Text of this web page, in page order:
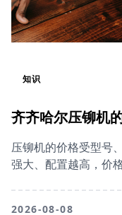
知识
齐齐哈尔压铆机
压铆机的价格受型号
强大、配置越高，价
2026-08-08